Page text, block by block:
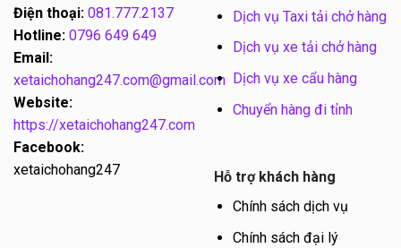
Điện thoại: 081.777.2137
Hotline: 0796 649 649
Email:
xetaichohang247.com@gmail.com
Website:
https://xetaichohang247.com
Facebook:
xetaichohang247
Dịch vụ Taxi tải chở hàng
Dịch vụ xe tải chở hàng
Dịch vụ xe cẩu hàng
Chuyển hàng đi tỉnh
Hỗ trợ khách hàng
Chính sách dịch vụ
Chính sách đại lý